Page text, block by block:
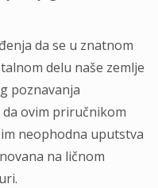
dа se u znаtnom
delu nаše zemlje
poznаvаnjа
ovim priručnikom
neophodnа uputstvа
nа ličnom